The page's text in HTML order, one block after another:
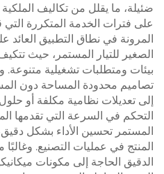
ضئيلة، ما يقلل من تكاليف
على فترات الخدمة المتكررة التي
المرونة في نطاق التطبيق
الصغير للتيار المستمر، حيث
بيئات ومتطلبات تشغيلية متنوعة.
تصاميم محدودة المساحة دون
إلى تعديلات نظامية مكلفة أو
التحكم في السرعة التي تقدمها
المستمر تحسين الأداء بشكل
المنتج في عمليات التصنيع.
الدقيق الحاجة إلى مكونات